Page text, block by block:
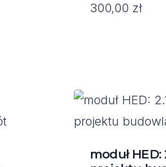
300,00 zł
moduł HED: